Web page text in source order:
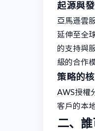
起源與
亞馬遜雲
延伸至全
的支持與
級的合作
策略的
AWS授權
客戶的本
二、誰